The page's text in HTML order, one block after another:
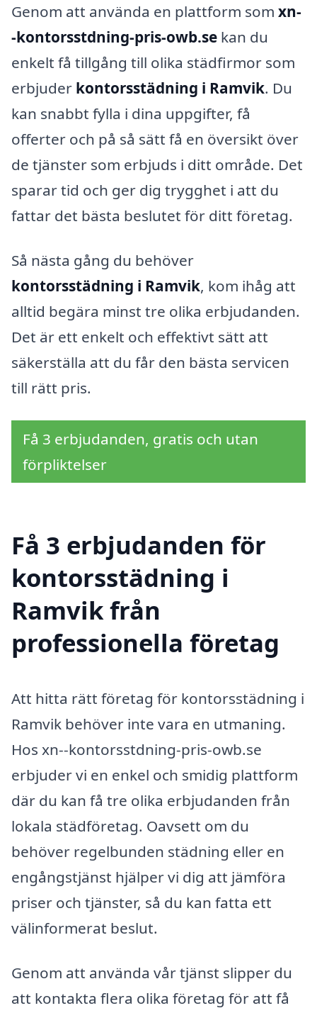
Genom att använda en plattform som xn-
-kontorsstdning-pris-owb.se kan du
enkelt få tillgång till olika städfirmor som
erbjuder kontorsstädning i Ramvik. Du
kan snabbt fylla i dina uppgifter, få
offerter och på så sätt få en översikt över
de tjänster som erbjuds i ditt område. Det
sparar tid och ger dig trygghet i att du
fattar det bästa beslutet för ditt företag.
Så nästa gång du behöver
kontorsstädning i Ramvik, kom ihåg att
alltid begära minst tre olika erbjudanden.
Det är ett enkelt och effektivt sätt att
säkerställa att du får den bästa servicen
till rätt pris.
Få 3 erbjudanden, gratis och utan
förpliktelser
Få 3 erbjudanden för
kontorsstädning i
Ramvik från
professionella företag
Att hitta rätt företag för kontorsstädning i
Ramvik behöver inte vara en utmaning.
Hos xn--kontorsstdning-pris-owb.se
erbjuder vi en enkel och smidig plattform
där du kan få tre olika erbjudanden från
lokala städföretag. Oavsett om du
behöver regelbunden städning eller en
engångstjänst hjälper vi dig att jämföra
priser och tjänster, så du kan fatta ett
välinformerat beslut.
Genom att använda vår tjänst slipper du
att kontakta flera olika företag för att få